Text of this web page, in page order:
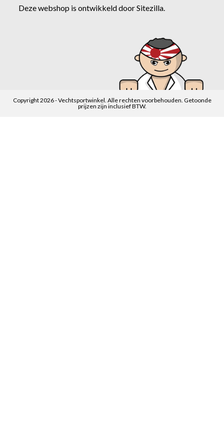
Deze webshop is ontwikkeld doorSitezilla
Copyright 2026 - Vechtsportwinkel. Alle rechten voorbehouden. Getoonde
prijzen zijn inclusief BTW.